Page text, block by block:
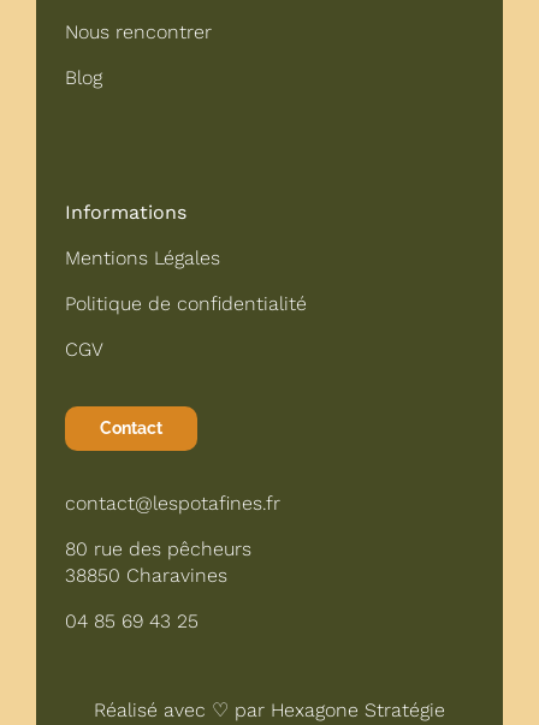
Nous rencontrer
Blog
Informations
Mentions Légales
Politique de confidentialité
CGV
Contact
contact@lespotafines.fr
80 rue des pêcheurs
38850 Charavines
04 85 69 43 25
Réalisé avec ♡ par Hexagone Stratégie